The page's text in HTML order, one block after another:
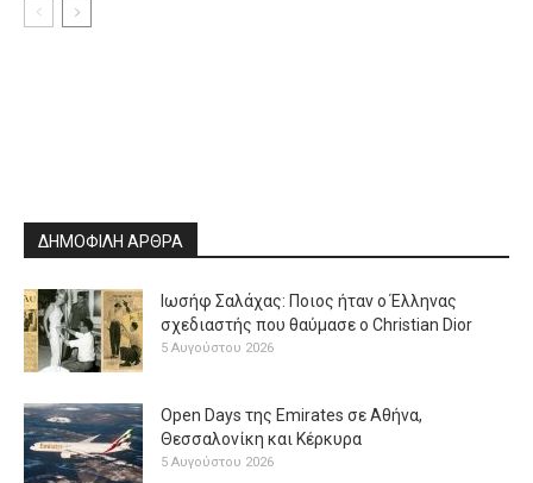
ΔΗΜΟΦΙΛΗ ΑΡΘΡΑ
Ιωσήφ Σαλάχας: Ποιος ήταν ο Έλληνας
σχεδιαστής που θαύμασε ο Christian Dior
5 Αυγούστου 2026
Open Days της Emirates σε Αθήνα,
Θεσσαλονίκη και Κέρκυρα
5 Αυγούστου 2026